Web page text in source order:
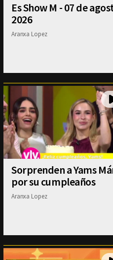
Es Show M - 07 de
2026
Aranxa Lopez
Sorprenden a Yams
por su cumpleaños
Aranxa Lopez